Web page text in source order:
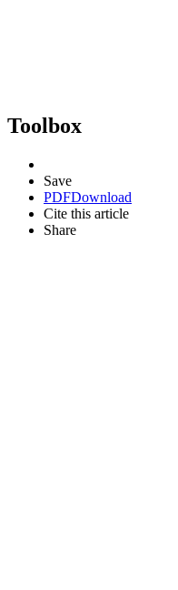
Toolbox
Save
PDFDownload
Cite this article
Share